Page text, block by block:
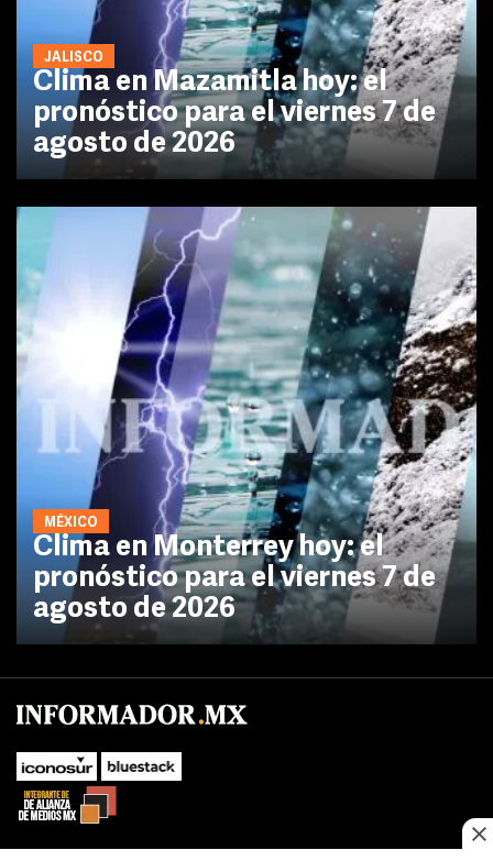
JALISCO
Clima en Mazamitla hoy: el
pronóstico para el viernes 7 de
agosto de 2026
MÉXICO
Clima en Monterrey hoy: el
pronóstico para el viernes 7 de
agosto de 2026